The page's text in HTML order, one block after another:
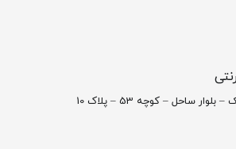
ساحل – کوچه 53 – پلاک 10